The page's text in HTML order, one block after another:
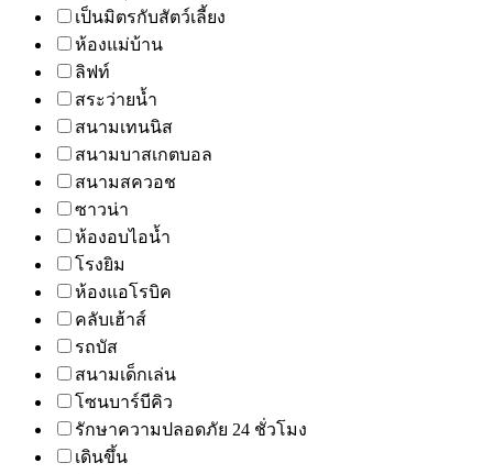
เป็นมิตรกับสัตว์เลี้ยง
ห้องแม่บ้าน
ลิฟท์
สระว่ายน้ำ
สนามเทนนิส
สนามบาสเกตบอล
สนามสควอช
ซาวน่า
ห้องอบไอน้ำ
โรงยิม
ห้องแอโรบิค
คลับเฮ้าส์
รถบัส
สนามเด็กเล่น
โซนบาร์บีคิว
รักษาความปลอดภัย 24 ชั่วโมง
เดินขึ้น